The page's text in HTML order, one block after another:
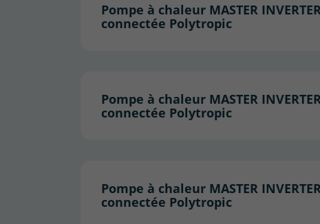
Pompe à chaleur MASTER
connectée Polytropic
Pompe à chaleur MASTER
connectée Polytropic
Pompe à chaleur MASTER
connectée Polytropic